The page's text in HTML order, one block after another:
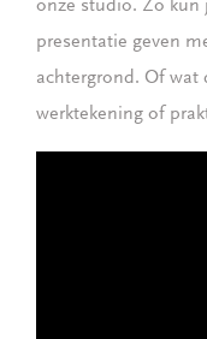
onze studio. Zo kun
presentatie geven
achtergrond. Of wat
werktekening of